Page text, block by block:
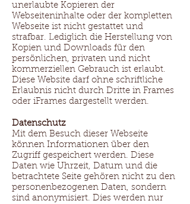
unerlaubte Kopieren der
Webseiteninhalte oder der kompletten
Webseite ist nicht gestattet und
strafbar. Lediglich die Herstellung von
Kopien und Downloads für den
persönlichen, privaten und nicht
kommerziellen Gebrauch ist erlaubt.
Diese Website darf ohne schriftliche
Erlaubnis nicht durch Dritte in Frames
oder iFrames dargestellt werden.
Datenschutz
Mit dem Besuch dieser Webseite
können Informationen über den
Zugriff gespeichert werden. Diese
Daten wie Uhrzeit, Datum und die
betrachtete Seite gehören nicht zu den
personenbezogenen Daten, sondern
sind anonymisiert. Dies werden nur